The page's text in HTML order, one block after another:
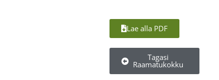
Lae alla PDF
Tagasi
Raamatukokku